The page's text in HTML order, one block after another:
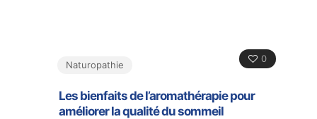
0
Naturopathie
Les bienfaits de l’aromathérapie pour
améliorer la qualité du sommeil